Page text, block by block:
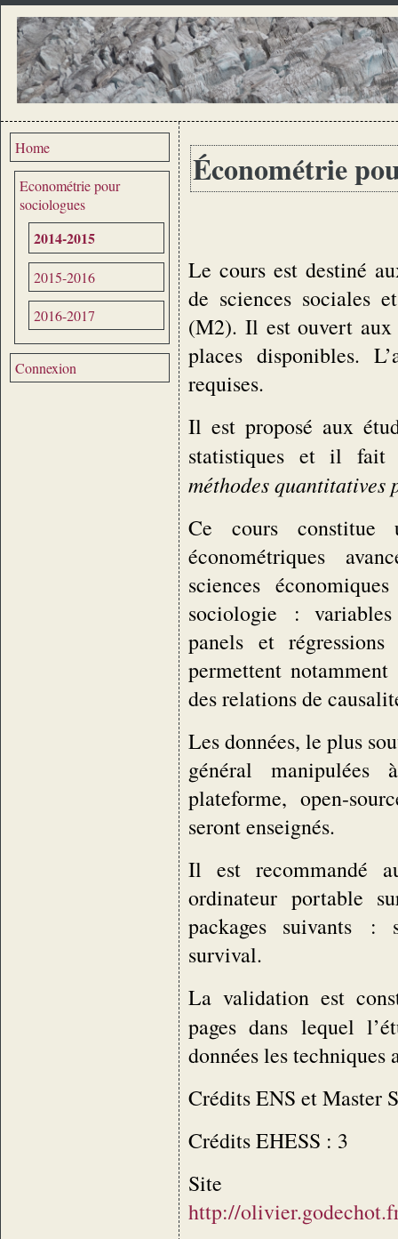
Home
Econométrie pour
sociologues
2014-2015
2015-2016
2016-2017
Connexion
Économétrie
Le cours est destiné
de sciences sociales
(M2). Il est ouvert aux
places disponibles.
requises.
Il est proposé aux
statistiques et il
méthodes quantitatives
Ce cours constitue
économétriques
sciences
sociologie : variables
panels et
permettent
des relations de
Les données, le plus
général
plateforme, open-
seront enseignés.
Il est recommandé
ordinateur portable
packages suivants
survival.
La validation est
pages dans lequel
données les techniques
Crédits ENS et Master
Crédits EHESS : 3
Site
http://